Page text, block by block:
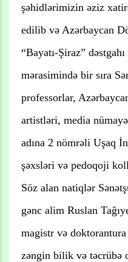
şəhidlərimizin əziz
edilib və Azərbaycan
“Bayatı-Şiraz”
mərasimində bir sıra
professorlar,
artistləri, media
adına 2 nömrəli Uşaq
şəxsləri və pedoqoji
Söz alan natiqlər
gənc alim Ruslan
magistr və
zəngin bilik və təcrübə